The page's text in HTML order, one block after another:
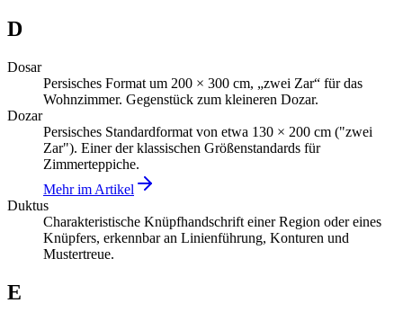
D
Dosar
Persisches Format um 200 × 300 cm, „zwei Zar“ für das
Wohnzimmer. Gegenstück zum kleineren Dozar.
Dozar
Persisches Standardformat von etwa 130 × 200 cm ("zwei
Zar"). Einer der klassischen Größenstandards für
Zimmerteppiche.
Mehr im Artikel
Duktus
Charakteristische Knüpfhandschrift einer Region oder eines
Knüpfers, erkennbar an Linienführung, Konturen und
Mustertreue.
E